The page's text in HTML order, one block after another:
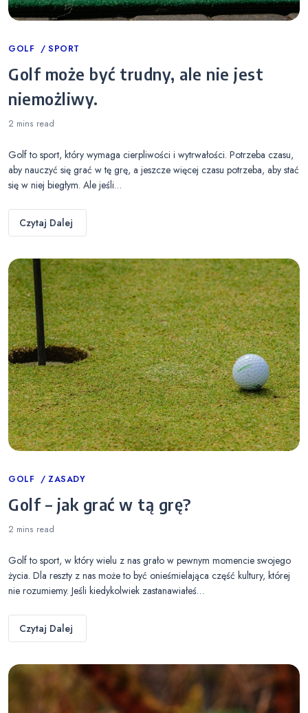
Categories
GOLF SPORT
Golf może być trudny, ale nie jest
niemożliwy.
2 mins read
Golf to sport, który wymaga cierpliwości i wytrwałości. Potrzeba czasu,
aby nauczyć się grać w tę grę, a jeszcze więcej czasu potrzeba, aby stać
się w niej biegłym. Ale jeśli…
Czytaj Dalej
Categories
GOLF ZASADY
Golf – jak grać w tą grę?
2 mins read
Golf to sport, w który wielu z nas grało w pewnym momencie swojego
życia. Dla reszty z nas może to być onieśmielająca część kultury, której
nie rozumiemy. Jeśli kiedykolwiek zastanawiałeś…
Czytaj Dalej